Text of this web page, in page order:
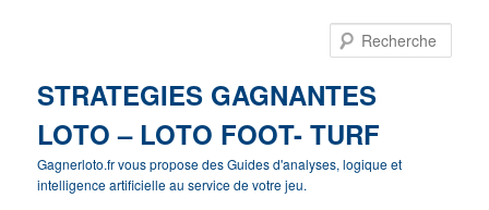
STRATEGIES GAGNANTES
LOTO – LOTO FOOT- TURF
Gagnerloto.fr vous propose des Guides d'analyses, logique et
intelligence artificielle au service de votre jeu.